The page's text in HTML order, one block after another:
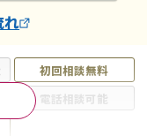
初回相談無料
電話相談可能
れ